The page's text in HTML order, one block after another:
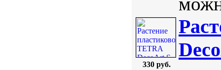
330 руб.